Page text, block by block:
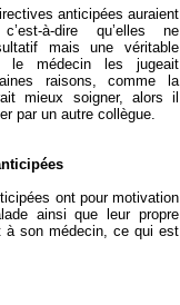
anticipées auraient
à-dire qu’elles ne
mais une véritable
le médecin les jugeait
raisons, comme la
mieux soigner, alors il
par un autre collègue.
ont pour motivation
ainsi que leur propre
son médecin, ce qui est